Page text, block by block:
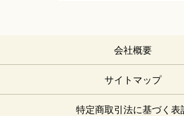
会社概要
サイトマップ
特定商取引法に基づく表